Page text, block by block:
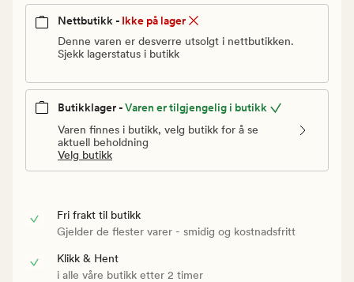
Nettbutikk - Ikke på lager
Denne varen er desverre utsolgt i nettbutikken.
Sjekk lagerstatus i butikk
Butikklager -Varen er tilgjengelig i butikk
Varen finnes i butikk, velg butikk for å se
aktuell beholdning
Velg butikk
Fri frakt til butikk
Gjelder de flester varer - smidig og kostnadsfritt
Klikk & Hent
i alle våre butikk etter 2 timer